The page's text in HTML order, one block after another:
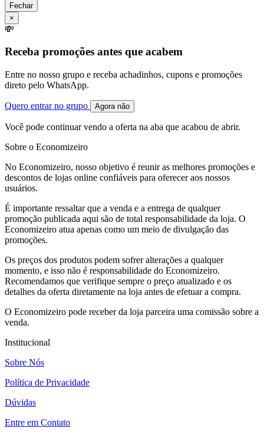
Fechar
×
💸
Receba promoções antes que acabem
Entre no nosso grupo e receba achadinhos, cupons e promoções
direto pelo WhatsApp.
Quero entrar no grupo Agora não
Você pode continuar vendo a oferta na aba que acabou de abrir.
Sobre o Economizeiro
No Economizeiro, nosso objetivo é reunir as melhores promoções e
descontos de lojas online confiáveis para oferecer aos nossos
usuários.
É importante ressaltar que a venda e a entrega de qualquer
promoção publicada aqui são de total responsabilidade da loja. O
Economizeiro atua apenas como um meio de divulgação das
promoções.
Os preços dos produtos podem sofrer alterações a qualquer
momento, e isso não é responsabilidade do Economizeiro.
Recomendamos que verifique sempre o preço atualizado e os
detalhes da oferta diretamente na loja antes de efetuar a compra.
O Economizeiro pode receber da loja parceira uma comissão sobre a
venda.
Institucional
Sobre Nós
Política de Privacidade
Dúvidas
Entre em Contato